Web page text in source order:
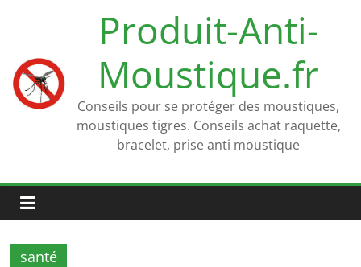
Produit-Anti-
Moustique.fr
Conseils pour se protéger des moustiques,
moustiques tigres. Conseils achat raquette,
bracelet, prise anti moustique
santé